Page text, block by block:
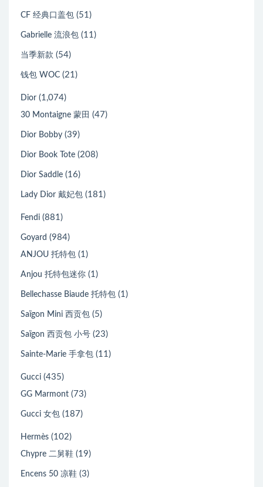
CF 经典口盖包 (51)
Gabrielle 流浪包 (11)
当季新款 (54)
钱包 WOC (21)
Dior (1,074)
30 Montaigne 蒙田 (47)
Dior Bobby (39)
Dior Book Tote (208)
Dior Saddle (16)
Lady Dior 戴妃包 (181)
Fendi (881)
Goyard (984)
ANJOU 托特包 (1)
Anjou 托特包迷你 (1)
Bellechasse Biaude 托特包 (1)
Saïgon Mini 西贡包 (5)
Saïgon 西贡包 小号 (23)
Sainte-Marie 手拿包 (11)
Gucci (435)
GG Marmont (73)
Gucci 女包 (187)
Hermès (102)
Chypre 二舅鞋 (19)
Encens 50 凉鞋 (3)